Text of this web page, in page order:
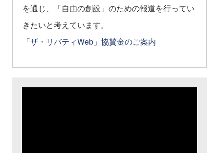
を通じ、「自由の創設」のための報道を行ってい
きたいと考えています。
「ザ・リバティWeb」協賛金のご案内